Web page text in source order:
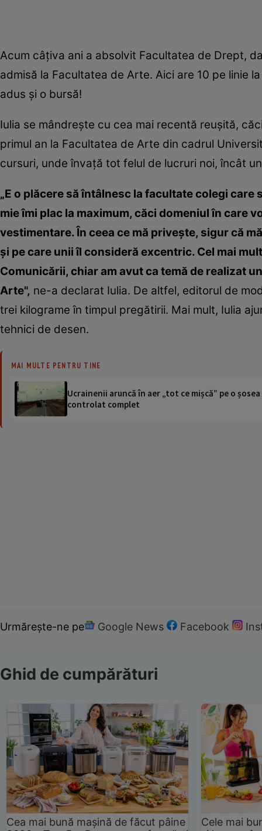
Acum câţiva ani a absolvit Facultatea de Drept,
admisă la Facultatea de Arte. Aici are 10 pe linie
adus şi o bursă!
Iulia se mândreşte cu cea mai recentă reuşită,
primul an la Facultatea de Arte din cadrul
cursuri, unde învaţă tot felul de lucruri noi, încât
„E o plăcere să întâlnesc la facultate colegi
mie îmi plac la maximum, căci domeniul în care
vestimentare. În ceea ce mă priveşte, sigur că
şi pe care unii îl consideră excentric. Cel mai
Comunicării, chiar am avut ca temă de realizat
Arte", ne-a declarat Iulia. De altfel, editorul de
trei kilograme în timpul pregătirii. Mai mult, Iulia
tehnici de desen.
MAI MULTE PENTRU TINE
Ucrainenii aruncă în aer „tot ce mișcă” pe o
controlat complet
Urmărește-ne pe Google News Facebook
Ghid de cumpărături
Cea mai bună mașină de făcut pâine
Cele mai